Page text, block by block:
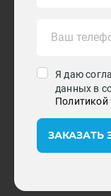
Я даю
данных в
Политикой
ЗАКАЗАТЬ